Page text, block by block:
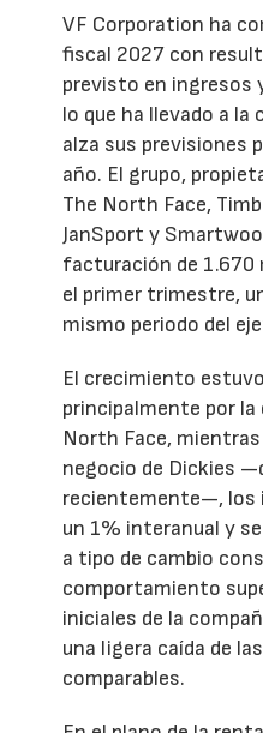
VF Corporation ha
fiscal 2027 con
previsto en ingresos
lo que ha llevado a la
alza sus previsiones
año. El grupo,
The North Face,
JanSport y
facturación de 1.670
el primer trimestre,
mismo periodo del
El crecimiento
principalmente por la
North Face,
negocio de Dickies
recientemente—, los
un 1% interanual y
a tipo de cambio
comportamiento
iniciales de la
una ligera caída de
comparables.